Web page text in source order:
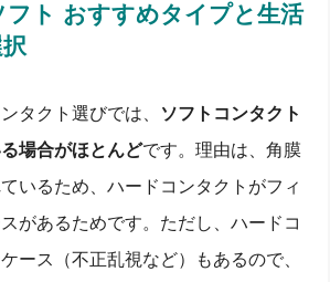
ト おすすめタイプと生活
タクト選びでは、 ソフトコンタクト
場合がほとんどです。理由は、角膜
いるため、ハードコンタクトがフィ
があるためです。ただし、ハードコ
ース（不正乱視など）もあるので、